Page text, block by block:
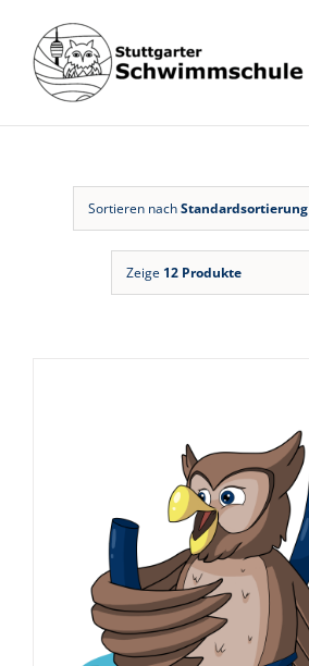
Inhalt
springen
Sortieren nachStandardsortierung
Zeige 12 Produkte